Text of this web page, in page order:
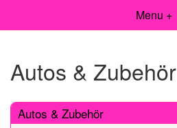
Menu +
Autos & Zubehör
Autos & Zubehör